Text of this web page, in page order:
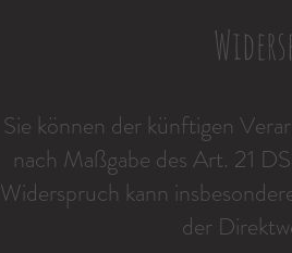
Sie können der künftigen
nach Maßgabe des Art. 21
Widerspruch kann
der